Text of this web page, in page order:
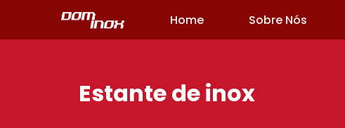
Home Sobre Nós
Estante de inox